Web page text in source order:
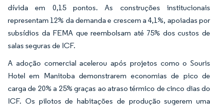
dívida em 0,15 pontos. As construções institucionais
representam 12% da demanda e crescem a 4,1%, apoiadas por
subsídios da FEMA que reembolsam até 75% dos custos de
salas seguras de ICF.
A adoção comercial acelerou após projetos como o Souris
Hotel em Manitoba demonstrarem economias de pico de
carga de 20% a 25% graças ao atraso térmico de cinco dias do
ICF. Os pilotos de habitações de produção sugerem uma